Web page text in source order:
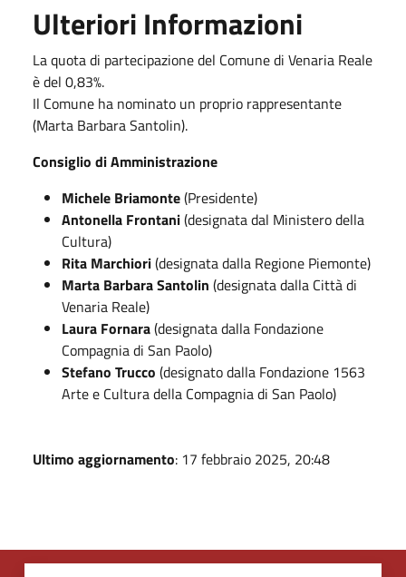
Ulteriori Informazioni
La quota di partecipazione del Comune di Venaria Reale
è del 0,83%.
Il Comune ha nominato un proprio rappresentante
(Marta Barbara Santolin).
Consiglio di Amministrazione
Michele Briamonte(Presidente)
Antonella Frontani(designata dal Ministero della
Cultura)
Rita Marchiori(designata dalla Regione Piemonte)
Marta Barbara Santolin (designata dalla Città di
Venaria Reale)
Laura Fornara(designata dalla Fondazione
Compagnia di San Paolo)
Stefano Trucco (designato dalla Fondazione 1563
Arte e Cultura della Compagnia di San Paolo)
Ultimo aggiornamento: 17 febbraio 2025, 20:48